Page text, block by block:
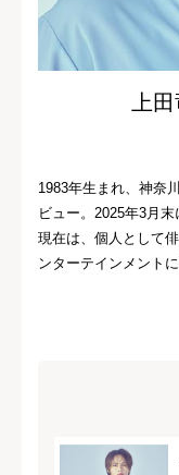
上
1983年生まれ、神奈
ビュー。2025年3月末
現在は、個人として
ンターテインメント